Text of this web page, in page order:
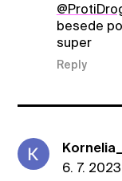
besede
super
Reply
6. 7.